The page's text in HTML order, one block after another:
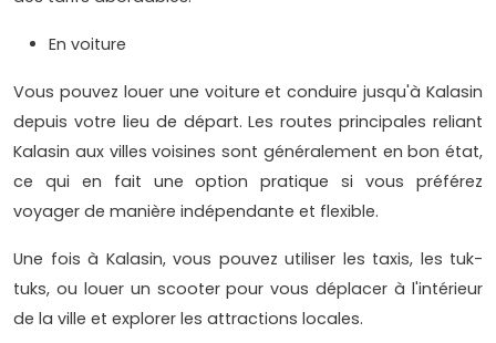
En voiture
Vous pouvez louer une voiture et conduire jusqu'à Kalasin
depuis votre lieu de départ. Les routes principales reliant
Kalasin aux villes voisines sont généralement en bon état,
ce qui en fait une option pratique si vous préférez
voyager de manière indépendante et flexible.
Une fois à Kalasin, vous pouvez utiliser les taxis, les tuk-
tuks, ou louer un scooter pour vous déplacer à l'intérieur
de la ville et explorer les attractions locales.